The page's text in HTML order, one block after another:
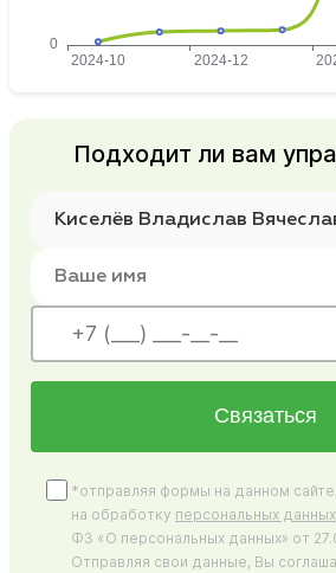
Подходит ли вам
Связаться
*отправляя формы на данном
на обработку персональных данных
ФЗ «О персональных данных» от
Отправляя свои данные, Вы